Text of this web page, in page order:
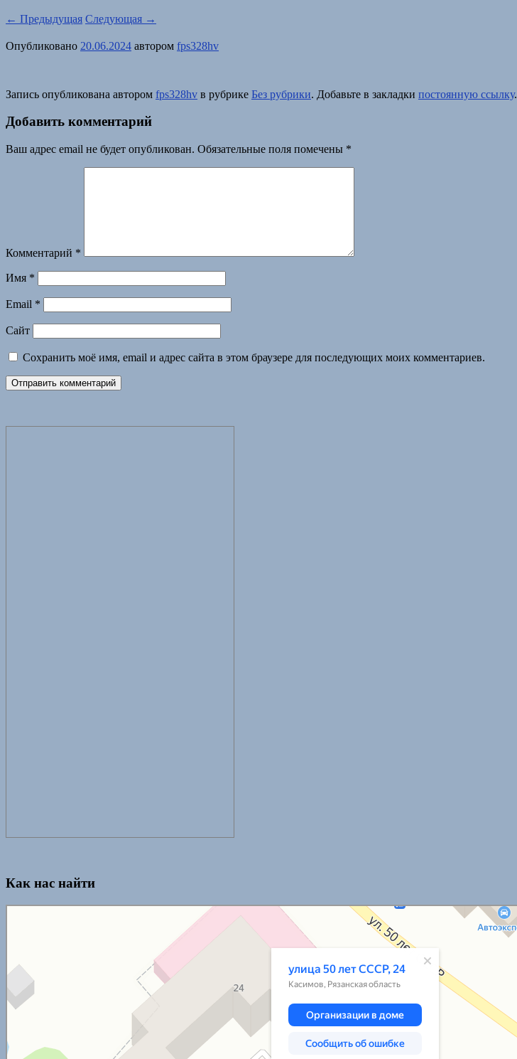
← Предыдущая Следующая →
Опубликовано 20.06.2024 автором fps328hv
Запись опубликована автором fps328hv в рубрике Без рубрики. Добавьте в закладки постоянную ссылку.
Добавить комментарий
Ваш адрес email не будет опубликован. Обязательные поля помечены *
Комментарий *
Имя *
Email *
Сайт
Сохранить моё имя, email и адрес сайта в этом браузере для последующих моих комментариев.
Как нас найти
Касимов